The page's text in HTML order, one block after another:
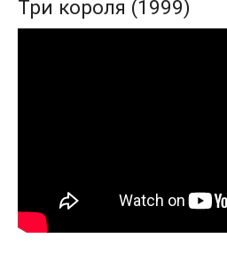
Три короля (1999)